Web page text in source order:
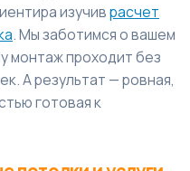
изучиврасчет
. Мы заботимся о вашем
монтаж проходит без
А результат — ровная,
готовая к